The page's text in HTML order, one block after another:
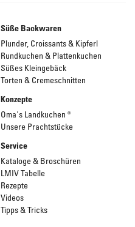
Süße Backwaren
Plunder, Croissants & Kipferl
Rundkuchen & Plattenkuchen
Süßes Kleingebäck
Torten & Cremeschnitten
Konzepte
Oma's Landkuchen ®
Unsere Prachtstücke
Service
Kataloge & Broschüren
LMIV Tabelle
Rezepte
Videos
Tipps & Tricks